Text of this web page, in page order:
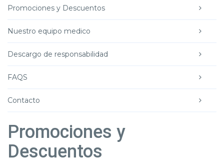
Promociones y Descuentos
Nuestro equipo medico
Descargo de responsabilidad
FAQS
Contacto
Promociones y
Descuentos